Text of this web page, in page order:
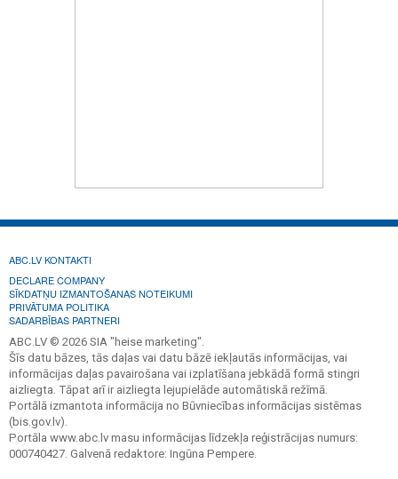
ABC.LV KONTAKTI
DECLARE COMPANY
SĪKDATŅU IZMANTOŠANAS NOTEIKUMI
PRIVĀTUMA POLITIKA
SADARBĪBAS PARTNERI
ABC.LV © 2026 SIA "heise marketing".
Šīs datu bāzes, tās daļas vai datu bāzē iekļautās informācijas, vai
informācijas daļas pavairošana vai izplatīšana jebkādā formā stingri
aizliegta. Tāpat arī ir aizliegta lejupielāde automātiskā režīmā.
Portālā izmantota informācija no Būvniecības informācijas sistēmas
(bis.gov.lv).
Portāla www.abc.lv masu informācijas līdzekļa reģistrācijas numurs:
000740427. Galvenā redaktore: Ingūna Pempere.